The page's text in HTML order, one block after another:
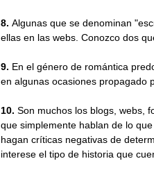
8. Algunas que se denominan
ellas en las webs. Conozco dos
9. En el género de romántica
en algunas ocasiones propagado
10. Son muchos los blogs, webs,
que simplemente hablan de lo
hagan críticas negativas de
interese el tipo de historia que